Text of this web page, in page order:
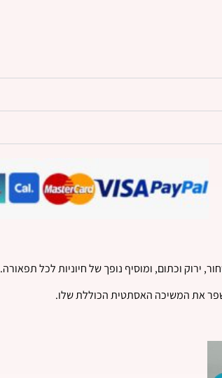
ירוק וכתום, ומוסיף נופך של חיוניות לכל תפאורה.
את המשיכה האסתטית הכוללת שלו.